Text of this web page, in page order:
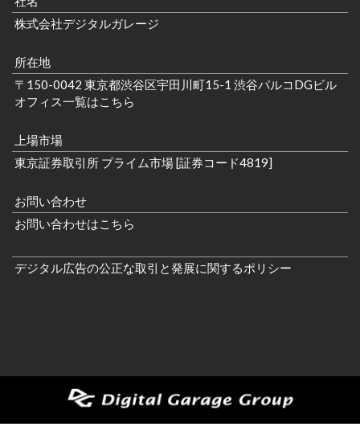
株式会社デジタルガレージ
所在地
〒150-0042 東京都渋谷区宇田川町15-1 渋谷パルコDGビル
オフィス一覧はこちら
上場市場
東京証券取引所 プライム市場 [証券コード4819]
お問い合わせ
お問い合わせはこちら
デジタル広告の公正な取引と発展に関するポリシー